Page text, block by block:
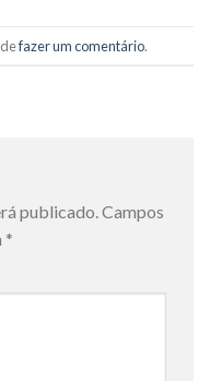
fazer um comentário.
publicado.Campos
*